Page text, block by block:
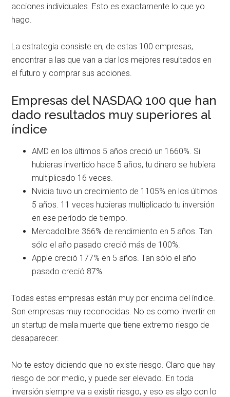
acciones individuales. Esto es exactamente lo que yo
hago.
La estrategia consiste en, de estas 100 empresas,
encontrar a las que van a dar los mejores resultados en
el futuro y comprar sus acciones.
Empresas del NASDAQ 100 que han
dado resultados muy superiores al
índice
AMD en los últimos 5 años creció un 1660%. Si
hubieras invertido hace 5 años, tu dinero se hubiera
multiplicado 16 veces.
Nvidia tuvo un crecimiento de 1105% en los últimos
5 años. 11 veces hubieras multiplicado tu inversión
en ese período de tiempo.
Mercadolibre 366% de rendimiento en 5 años. Tan
sólo el año pasado creció más de 100%.
Apple creció 177% en 5 años. Tan sólo el año
pasado creció 87%.
Todas estas empresas están muy por encima del índice.
Son empresas muy reconocidas. No es como invertir en
un startup de mala muerte que tiene extremo riesgo de
desaparecer.
No te estoy diciendo que no existe riesgo. Claro que hay
riesgo de por medio, y puede ser elevado. En toda
inversión siempre va a existir riesgo, y eso es algo con lo